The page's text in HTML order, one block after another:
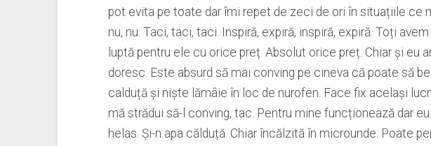
pot evita pe toate dar îmi repet de zeci de ori în situațiile ce
nu, nu. Taci, taci, taci. Inspiră, expiră, inspiră, expiră. Toți
luptă pentru ele cu orice preț. Absolut orice preț. Chiar și eu
doresc. Este absurd să mai conving pe cineva că poate să
calduță și niște lămâie în loc de nurofen. Face fix același
mă strădui să-l conving, tac. Pentru mine funcționează dar
helas. Și-n apa călduță. Chiar încălzită în microunde. Poate